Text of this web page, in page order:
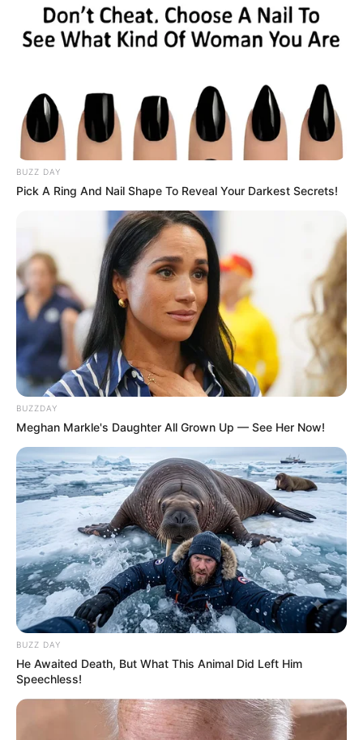
„Meglepően jó válaszokat adott még a
Nem agresszívan domináns, ugyanakkor nem is
kényszeresen megfelelni akaró hópihe. Ilyen lehet
az. ha az embernek van egy koherens világnézete,
várjuk a folytatást. Ha ilyen miniszterelnök lesz,
akkor remek évek jönnek, legyen olyan amilyennek
most látszik!” – írta egy másik kommentelő
BUZZ DAY
Pick A Ring And Nail Shape To Reveal Your Darkest Secrets!
BUZZDAY
Meghan Markle's Daughter All Grown Up — See Her Now!
BUZZ DAY
He Awaited Death, But What This Animal Did Left Him
Speechless!